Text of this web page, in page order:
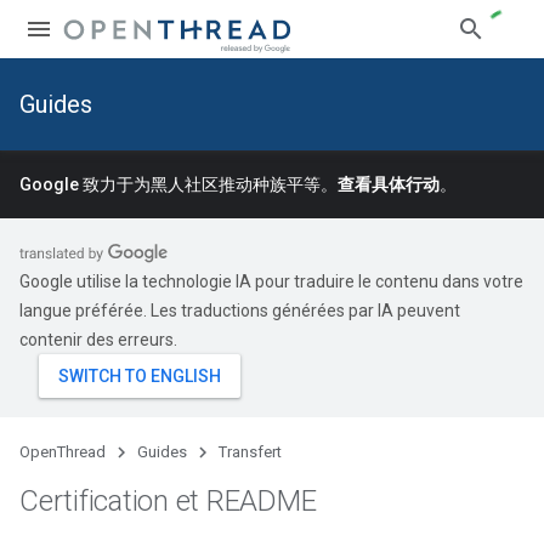
Guides
Google 致力于为黑人社区推动种族平等。 查看具体行动。
Google utilise la technologie IA pour traduire le contenu dans votre
langue préférée. Les traductions générées par IA peuvent
contenir des erreurs.
OpenThread Guides Transfert
Certification et README